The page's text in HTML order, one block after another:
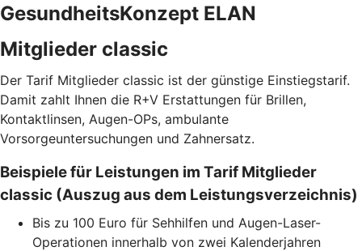
GesundheitsKonzept ELAN
Mitglieder classic
Der Tarif Mitglieder classic ist der günstige Einstiegstarif.
Damit zahlt Ihnen die R+V Erstattungen für Brillen,
Kontaktlinsen, Augen-OPs, ambulante
Vorsorgeuntersuchungen und Zahnersatz.
Beispiele für Leistungen im Tarif Mitglieder
classic (Auszug aus dem Leistungsverzeichnis)
Bis zu 100 Euro für Sehhilfen und Augen-Laser-
Operationen innerhalb von zwei Kalenderjahren